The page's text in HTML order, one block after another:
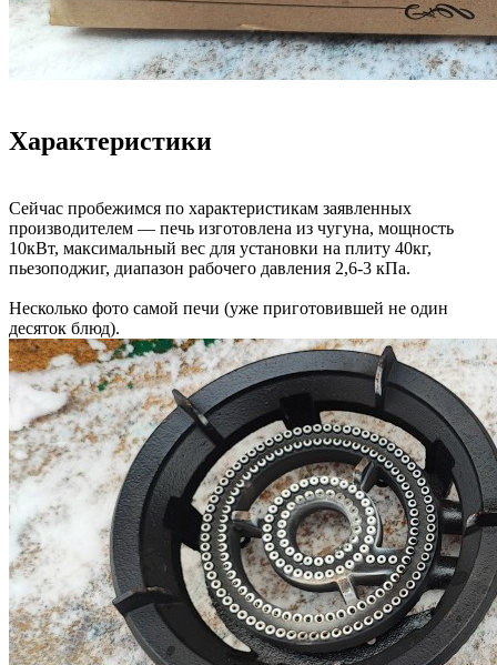
Характеристики
Сейчас пробежимся по характеристикам заявленных
производителем — печь изготовлена из чугуна, мощность
10кВт, максимальный вес для установки на плиту 40кг,
пьезоподжиг, диапазон рабочего давления 2,6-3 кПа.
Несколько фото самой печи (уже приготовившей не один
десяток блюд).